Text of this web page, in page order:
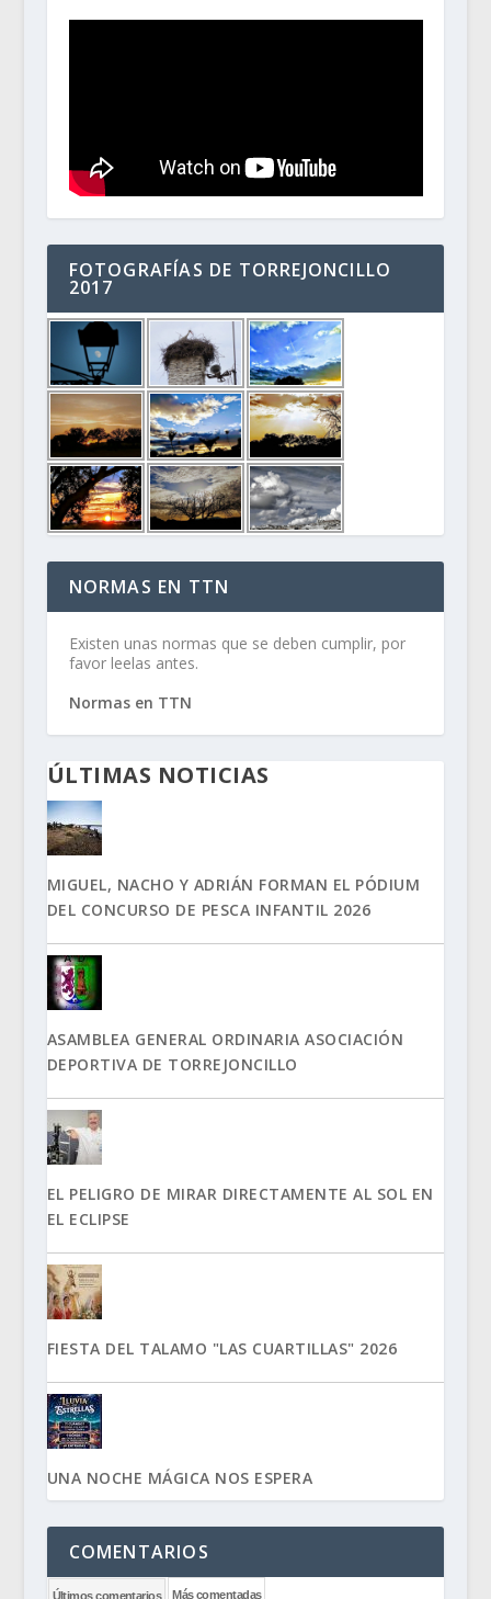
FOTOGRAFÍAS DE TORREJONCILLO
2017
NORMAS EN TTN
Existen unas normas que se deben cumplir, por
favor leelas antes.
Normas en TTN
ÚLTIMAS NOTICIAS
MIGUEL, NACHO Y ADRIÁN FORMAN EL PÓDIUM
DEL CONCURSO DE PESCA INFANTIL 2026
ASAMBLEA GENERAL ORDINARIA ASOCIACIÓN
DEPORTIVA DE TORREJONCILLO
EL PELIGRO DE MIRAR DIRECTAMENTE AL SOL EN
EL ECLIPSE
FIESTA DEL TALAMO "LAS CUARTILLAS" 2026
UNA NOCHE MÁGICA NOS ESPERA
COMENTARIOS
Últimos comentarios Más comentadas